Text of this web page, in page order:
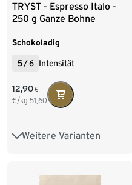
TRYST - Espresso Italo -
250 g Ganze Bohne
Schokoladig
5 /6 Intensität
12,90€
€/kg 51,60
Weitere Varianten
250 g Ganze Bohne